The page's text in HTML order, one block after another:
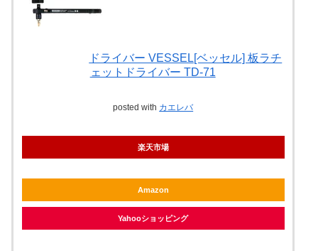
ドライバー VESSEL[ベッセル] 板ラチ
ェットドライバー TD-71
posted with カエレバ
楽天市場
Amazon
Yahooショッピング